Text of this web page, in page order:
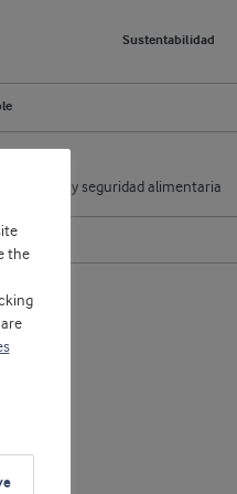
Sustentabilidad
Calidad y seguridad alimentaria
the